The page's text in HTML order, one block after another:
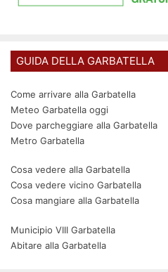
GUIDA DELLA GARBATELLA
Come arrivare alla Garbatella
Meteo Garbatella oggi
Dove parcheggiare alla Garbatella
Metro Garbatella
Cosa vedere alla Garbatella
Cosa vedere vicino Garbatella
Cosa mangiare alla Garbatella
Municipio VIII Garbatella
Abitare alla Garbatella